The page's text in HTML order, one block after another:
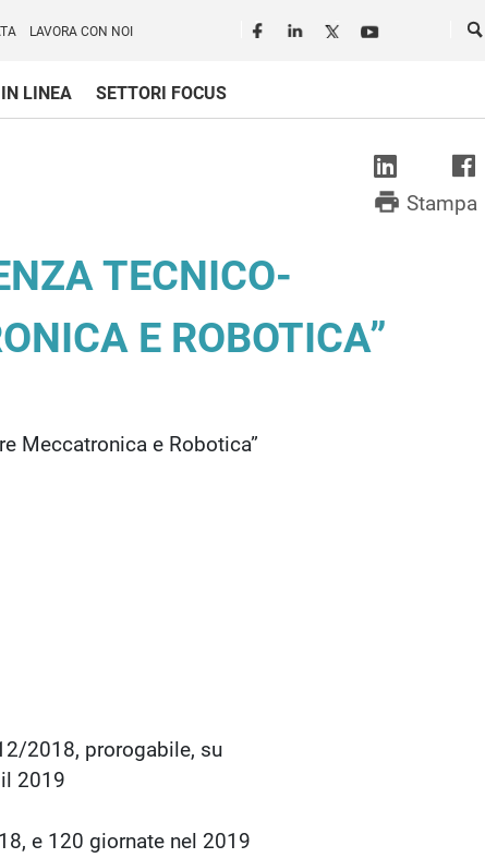
LAVORA CON NOI Seguici in rete
LINEA
SETTORI FOCUS
print Stampa
TECNICO-
E ROBOTICA”
Meccatronica e Robotica”
2018, prorogabile, su
2019
e 120 giornate nel 2019